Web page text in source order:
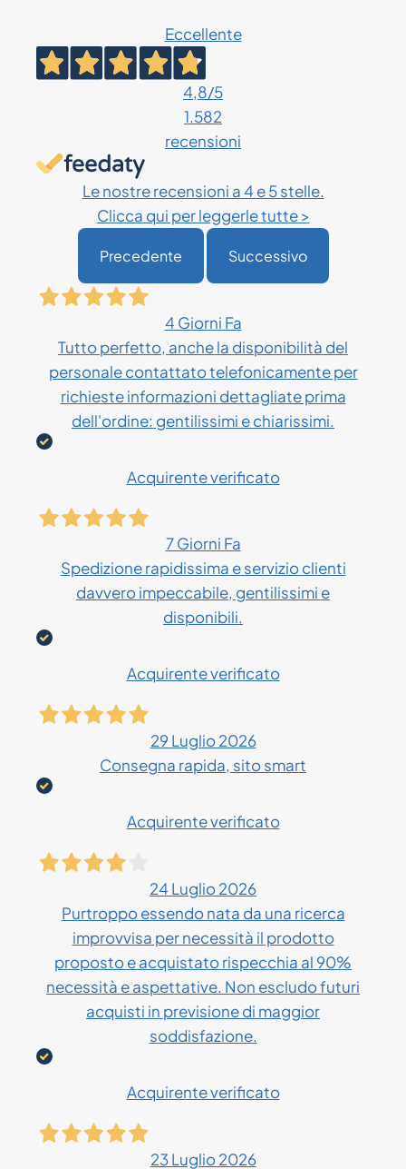
Eccellente
4,8/5
1.582
recensioni
Le nostre recensioni a 4 e 5 stelle.
Clicca qui per leggerle tutte >
Precedente Successivo
4 Giorni Fa
Tutto perfetto, anche la disponibilità del
personale contattato telefonicamente per
richieste informazioni dettagliate prima
dell'ordine: gentilissimi e chiarissimi.
Acquirente verificato
7 Giorni Fa
Spedizione rapidissima e servizio clienti
davvero impeccabile, gentilissimi e
disponibili.
Acquirente verificato
29 Luglio 2026
Consegna rapida, sito smart
Acquirente verificato
24 Luglio 2026
Purtroppo essendo nata da una ricerca
improvvisa per necessità il prodotto
proposto e acquistato rispecchia al 90%
necessità e aspettative. Non escludo futuri
acquisti in previsione di maggior
soddisfazione.
Acquirente verificato
23 Luglio 2026